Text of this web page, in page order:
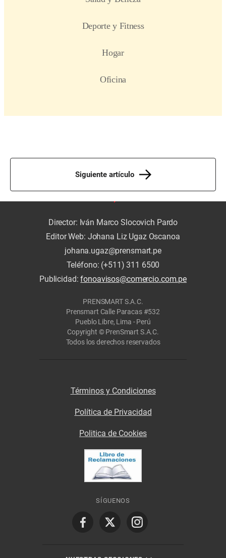
Siguiente artículo
Director: Iván Marco Slocovich Pardo
Editor Web: Johana Liz Ugaz Oscanoa
johana.ugaz@prensmart.pe
Teléfono: (+511) 311 6500
Publicidad:fonoavisos@comercio.com.pe
PRENSMART S.A.C.
Prensmart Calle Paracas #532
Pueblo Libre, Lima - Perú
Copyright © PrenSmart S.A.C.
Todos los derechos reservados
Términos y Condiciones
Política de Privacidad
Politica de Cookies
SÍGUENOS